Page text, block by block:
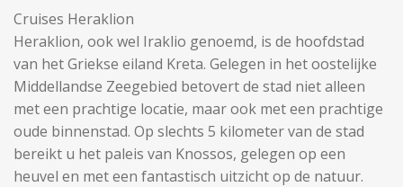
Cruises Heraklion
Heraklion, ook wel Iraklio genoemd, is de hoofdstad
van het Griekse eiland Kreta. Gelegen in het oostelijke
Middellandse Zeegebied betovert de stad niet alleen
met een prachtige locatie, maar ook met een prachtige
oude binnenstad. Op slechts 5 kilometer van de stad
bereikt u het paleis van Knossos, gelegen op een
heuvel en met een fantastisch uitzicht op de natuur.